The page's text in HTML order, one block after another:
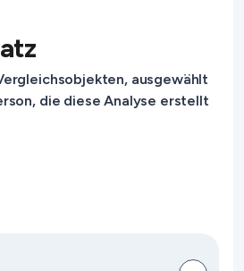
ausgewählt
die diese Analyse erstellt